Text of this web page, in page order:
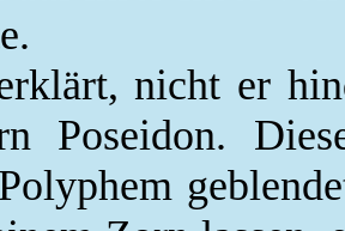
nicht er
Poseidon.